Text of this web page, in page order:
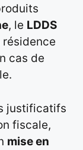
, le LDDS
cas de
justificatifs
fiscale,
mise en